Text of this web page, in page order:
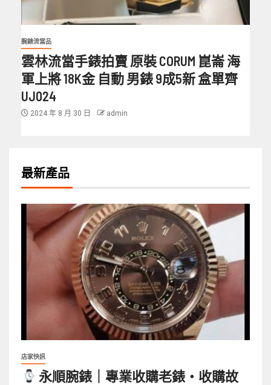
腕錶流當品
雲林流當手錶拍賣 原裝 CORUM 崑崙 海
軍上將 18K金 自動 男錶 9成5新 盒單齊
UJ024
2024 年 8 月 30 日 admin
最新產品
店家快訊
永順腕錶｜專業收購老錶・收購故